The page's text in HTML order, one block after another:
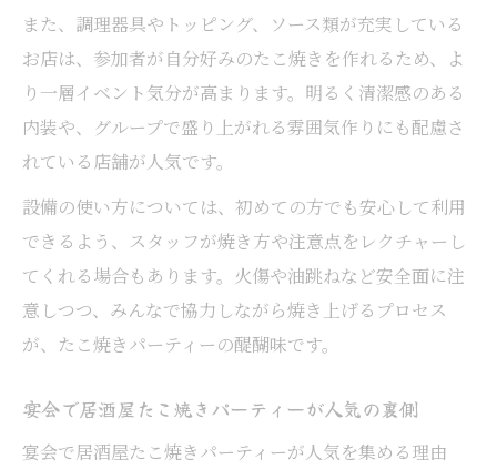
また、調理器具やトッピング、ソース類が充実している
お店は、参加者が自分好みのたこ焼きを作れるため、よ
り一層イベント気分が高まります。明るく清潔感のある
内装や、グループで盛り上がれる雰囲気作りにも配慮さ
れている店舗が人気です。
設備の使い方については、初めての方でも安心して利用
できるよう、スタッフが焼き方や注意点をレクチャーし
てくれる場合もあります。火傷や油跳ねなど安全面に注
意しつつ、みんなで協力しながら焼き上げるプロセス
が、たこ焼きパーティーの醍醐味です。
宴会で居酒屋たこ焼きパーティーが人気の裏側
宴会で居酒屋たこ焼きパーティーが人気を集める理由